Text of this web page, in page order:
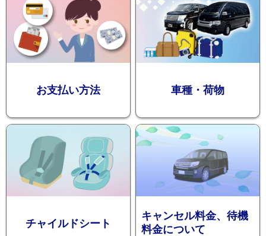
送迎
京
成
田
お支払い方法 車種・荷物
チャイルドシート
キャンセル料金、待機
料金について